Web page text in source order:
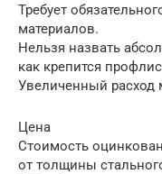
Требует
материалов.
Нельзя назвать
как крепится
Увеличенный расход
Цена
Стоимость
от толщины